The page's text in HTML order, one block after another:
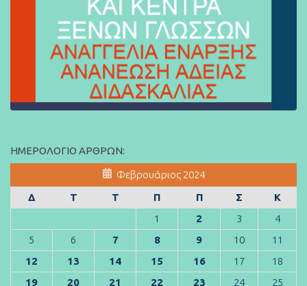
ΗΜΕΡΟΛΌΓΙΟ ΆΡΘΡΩΝ:
Φεβρουάριος 2024
Δ
Τ Τ Π Π Σ
Κ
1
2 3
4
5
6 7 8 9 10
11
12
13 14 15 16 17
18
19
20 21 22 23 24 25